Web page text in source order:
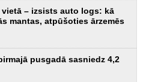
– izsists auto logs: kā
mantas, atpūšoties ārzemēs
pusgadā sasniedz 4,2